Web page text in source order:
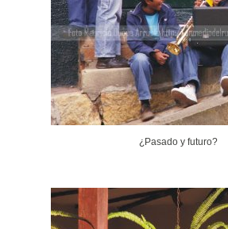
¿Pasado y futuro?